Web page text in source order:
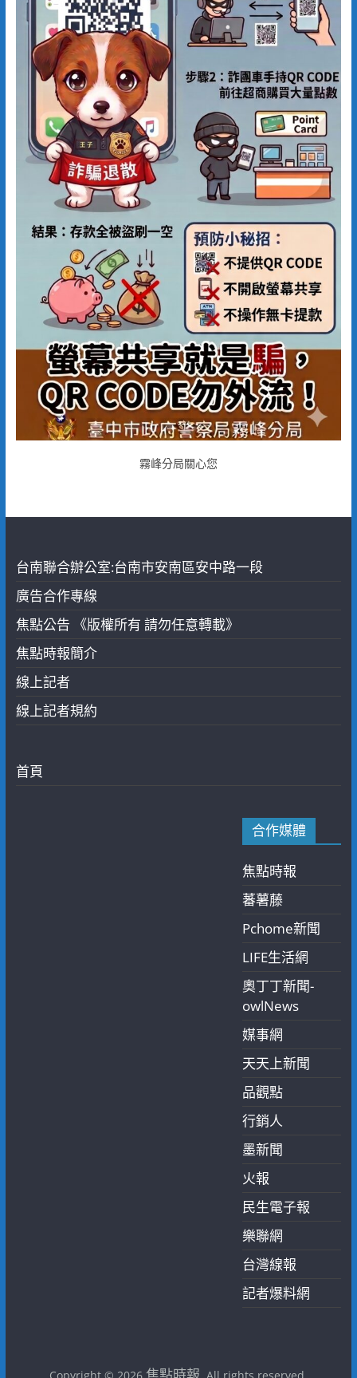
霧峰分局關心您
台南聯合辦公室:台南市安南區安中路一段
廣告合作專線
焦點公告 《版權所有 請勿任意轉載》
焦點時報簡介
線上記者
線上記者規約
首頁
合作媒體
焦點時報
蕃薯藤
Pchome新聞
LIFE生活網
奧丁丁新聞-
owlNews
媒事網
天天上新聞
品觀點
行銷人
墨新聞
火報
民生電子報
樂聯網
台灣線報
記者爆料網